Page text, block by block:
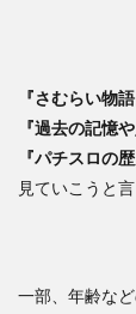
『さむらい物語
『過去の記憶や
『パチスロの歴
見ていこうと
一部、年齢な